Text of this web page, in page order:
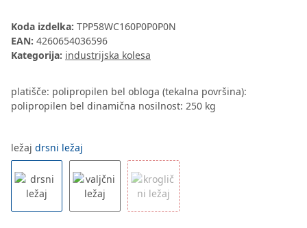
Koda izdelka: TPP58WC160P0P0P0N
EAN: 4260654036596
Kategorija: industrijska kolesa
platišče: polipropilen bel obloga (tekalna površina):
polipropilen bel dinamična nosilnost: 250 kg
ležaj drsni ležaj